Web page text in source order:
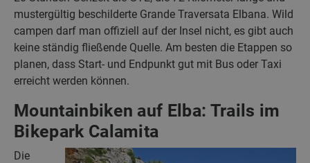
mustergültig beschilderte Grande Traversata Elbana. Wild
campen darf man offiziell auf der Insel nicht, es gibt auch
keine ständig fließende Quelle. Am besten die Etappen so
planen, dass Start- und Endpunkt gut mit Bus oder Taxi
erreicht werden können.
Mountainbiken auf Elba: Trails im
Bikepark Calamita
Die